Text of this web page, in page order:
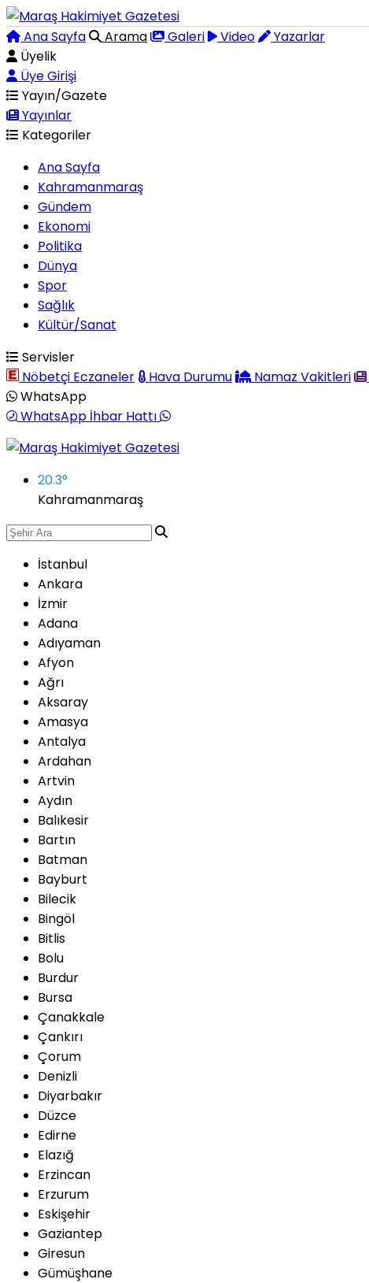
Ana Sayfa Arama Galeri Video
Yazarlar
Üyelik
Üye Girişi
Yayın/Gazete
Yayınlar
Kategoriler
Ana Sayfa
Kahramanmaraş
Gündem
Ekonomi
Politika
Dünya
Spor
Sağlık
Kültür/Sanat
Servisler
Nöbetçi Eczaneler
Hava Durumu Namaz Vakitleri
WhatsApp
WhatsApp İhbar Hattı
20.3°
Kahramanmaraş
İstanbul
Ankara
İzmir
Adana
Adıyaman
Afyon
Ağrı
Aksaray
Amasya
Antalya
Ardahan
Artvin
Aydın
Balıkesir
Bartın
Batman
Bayburt
Bilecik
Bingöl
Bitlis
Bolu
Burdur
Bursa
Çanakkale
Çankırı
Çorum
Denizli
Diyarbakır
Düzce
Edirne
Elazığ
Erzincan
Erzurum
Eskişehir
Gaziantep
Giresun
Gümüşhane